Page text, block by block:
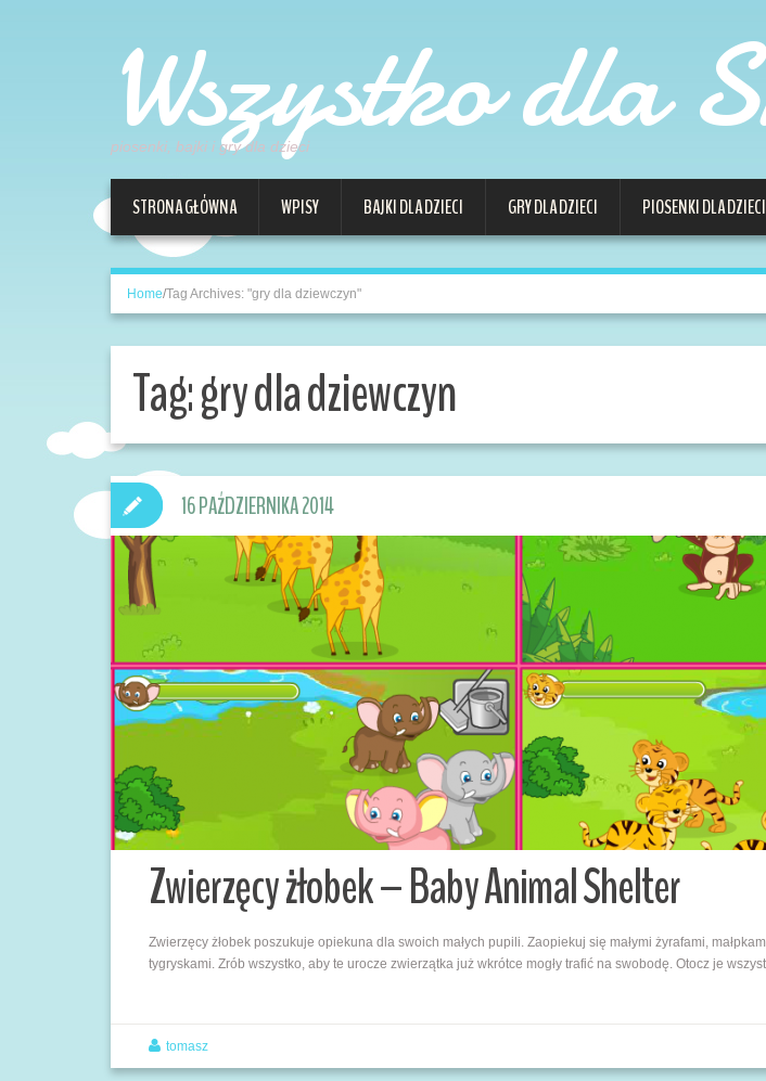
Wszystko dla
piosenki, bajki i gry dla dzieci
STRONA GŁÓWNA WPISY BAJKI DLA DZIECI GRY DLA DZIECI PIOSENKI DLA DZIECI
Home/Tag Archives: "gry dla dziewczyn"
Tag:gry dla dziewczyn
Zwierzęcy żłobek – Baby Animal Shelter
Zwierzęcy żłobek poszukuje opiekuna dla swoich małych pupili. Zaopiekuj się małymi żyrafami,
tygryskami. Zrób wszystko, aby te urocze zwierzątka już wkrótce mogły trafić na swobodę. Otocz je
16 PAŹDZIERNIKA 2014
tomasz